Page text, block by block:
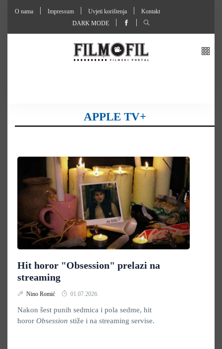
O nama Impressum Uvjeti korištenja
Kontakt
DARK MODE
APPLE TV+
Hit horor "Obsession" prelazi na
streaming
Nino Romić 01.07.2026.
Nakon šest punih sedmica i pola sedme, hit
horor Obsession stiže i na streaming servise.